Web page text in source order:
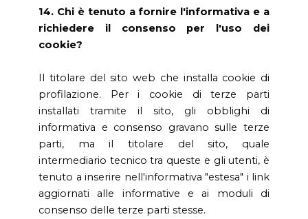
14. Chi è tenuto a fornire l'informativa e a
richiedere il consenso per l'uso dei
cookie?
Il titolare del sito web che installa cookie di
profilazione. Per i cookie di terze parti
installati tramite il sito, gli obblighi di
informativa e consenso gravano sulle terze
parti, ma il titolare del sito, quale
intermediario tecnico tra queste e gli utenti, è
tenuto a inserire nell'informativa "estesa" i link
aggiornati alle informative e ai moduli di
consenso delle terze parti stesse.